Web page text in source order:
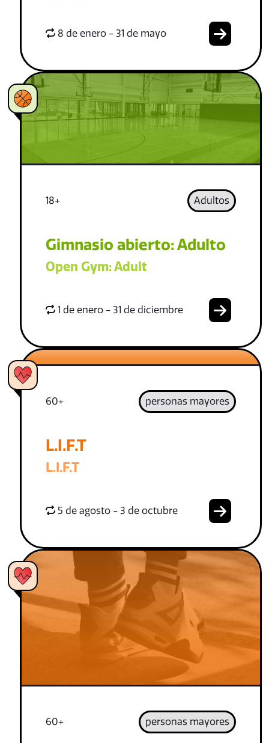
8 de enero - 31 de mayo
18+ Adultos
Gimnasio abierto: Adulto
Open Gym: Adult
1 de enero - 31 de diciembre
60+ personas mayores
L.I.F.T
L.I.F.T
5 de agosto - 3 de octubre
60+ personas mayores